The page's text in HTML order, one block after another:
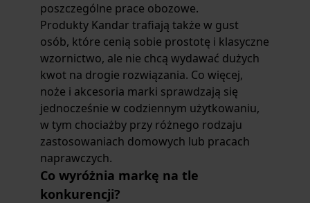
poszczególne prace obozowe.
Produkty Kandar trafiają także w gust
osób, które cenią sobie prostotę i klasyczne
wzornictwo, ale nie chcą wydawać dużych
kwot na drogie rozwiązania. Co więcej,
noże i akcesoria marki sprawdzają się
jednocześnie w codziennym użytkowaniu,
w tym chociażby przy różnego rodzaju
zastosowaniach domowych lub pracach
naprawczych.
Co wyróżnia markę na tle
konkurencji?